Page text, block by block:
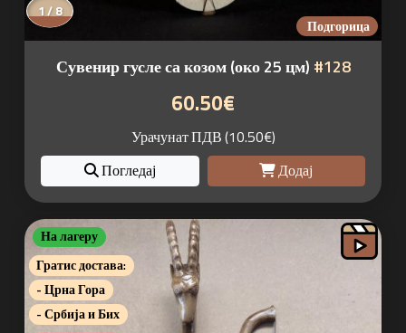
Подгорица
1 / 8
Сувенир гусле са козом (око 25 цм) #128
60.50€
Урачунат ПДВ (10.50€)
Погледај
Додај
На лагеру
Гратис достава:
- Црна Гора
- Србија и Бих